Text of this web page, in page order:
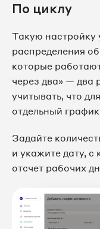
По циклу
Такую настройку
распределения
которые
через два» — два
учитывать, что
отдельный
Задайте
и укажите дату, с
отсчет рабочих